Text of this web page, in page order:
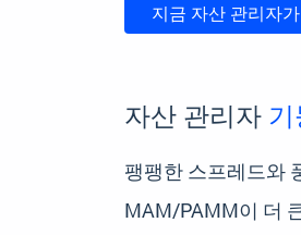
지금 자산 관리자
자산 관리자 기
팽팽한 스프레드와
MAM/PAMM이 더